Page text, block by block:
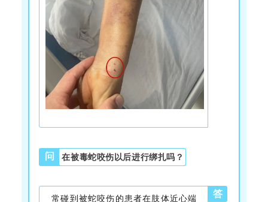
问 在被毒蛇咬伤以后进行绑扎吗？
常碰到被蛇咬伤的患者在肢体近心端
答